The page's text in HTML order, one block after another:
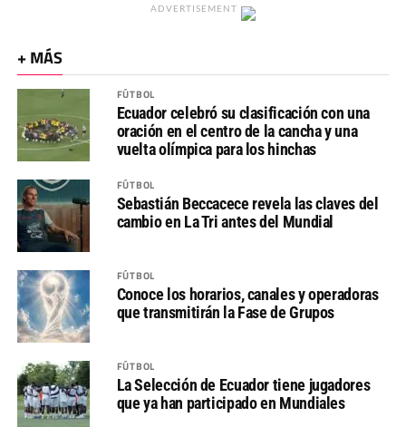
ADVERTISEMENT
+ MÁS
FÚTBOL
Ecuador celebró su clasificación con una
oración en el centro de la cancha y una
vuelta olímpica para los hinchas
FÚTBOL
Sebastián Beccacece revela las claves del
cambio en La Tri antes del Mundial
FÚTBOL
Conoce los horarios, canales y operadoras
que transmitirán la Fase de Grupos
FÚTBOL
La Selección de Ecuador tiene jugadores
que ya han participado en Mundiales